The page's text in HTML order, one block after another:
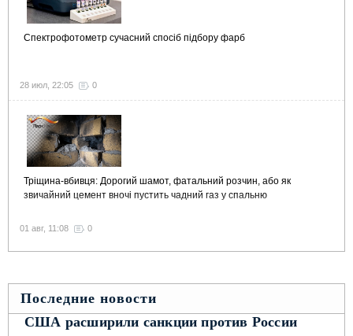
Спектрофотометр сучасний спосіб підбору фарб
28 июл, 22:05 0
Тріщина-вбивця: Дорогий шамот, фатальний розчин, або як
звичайний цемент вночі пустить чадний газ у спальню
01 авг, 11:08 0
Последние новости
США расширили санкции против России